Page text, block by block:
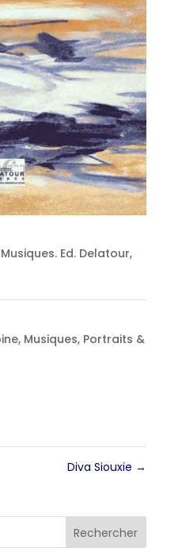
Ed. Delatour,
, Musiques, Portraits &
Diva Siouxie →